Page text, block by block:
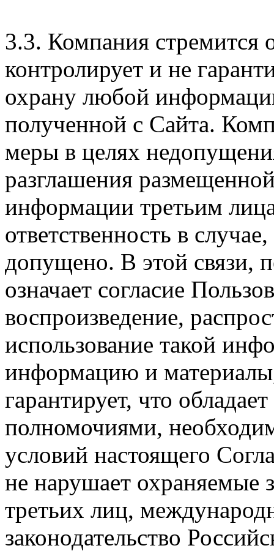
3.3. Компания стремится
контролирует и не
охрану любой
полученной с Сайта.
меры в целях
разглашения
информации третьим
ответственность в
допущено. В этой связи,
означает согласие
воспроизведение,
использование такой
информацию и
гарантирует, что
полномочиями,
условий настоящего
не нарушает охраняемые
третьих лиц,
законодательство